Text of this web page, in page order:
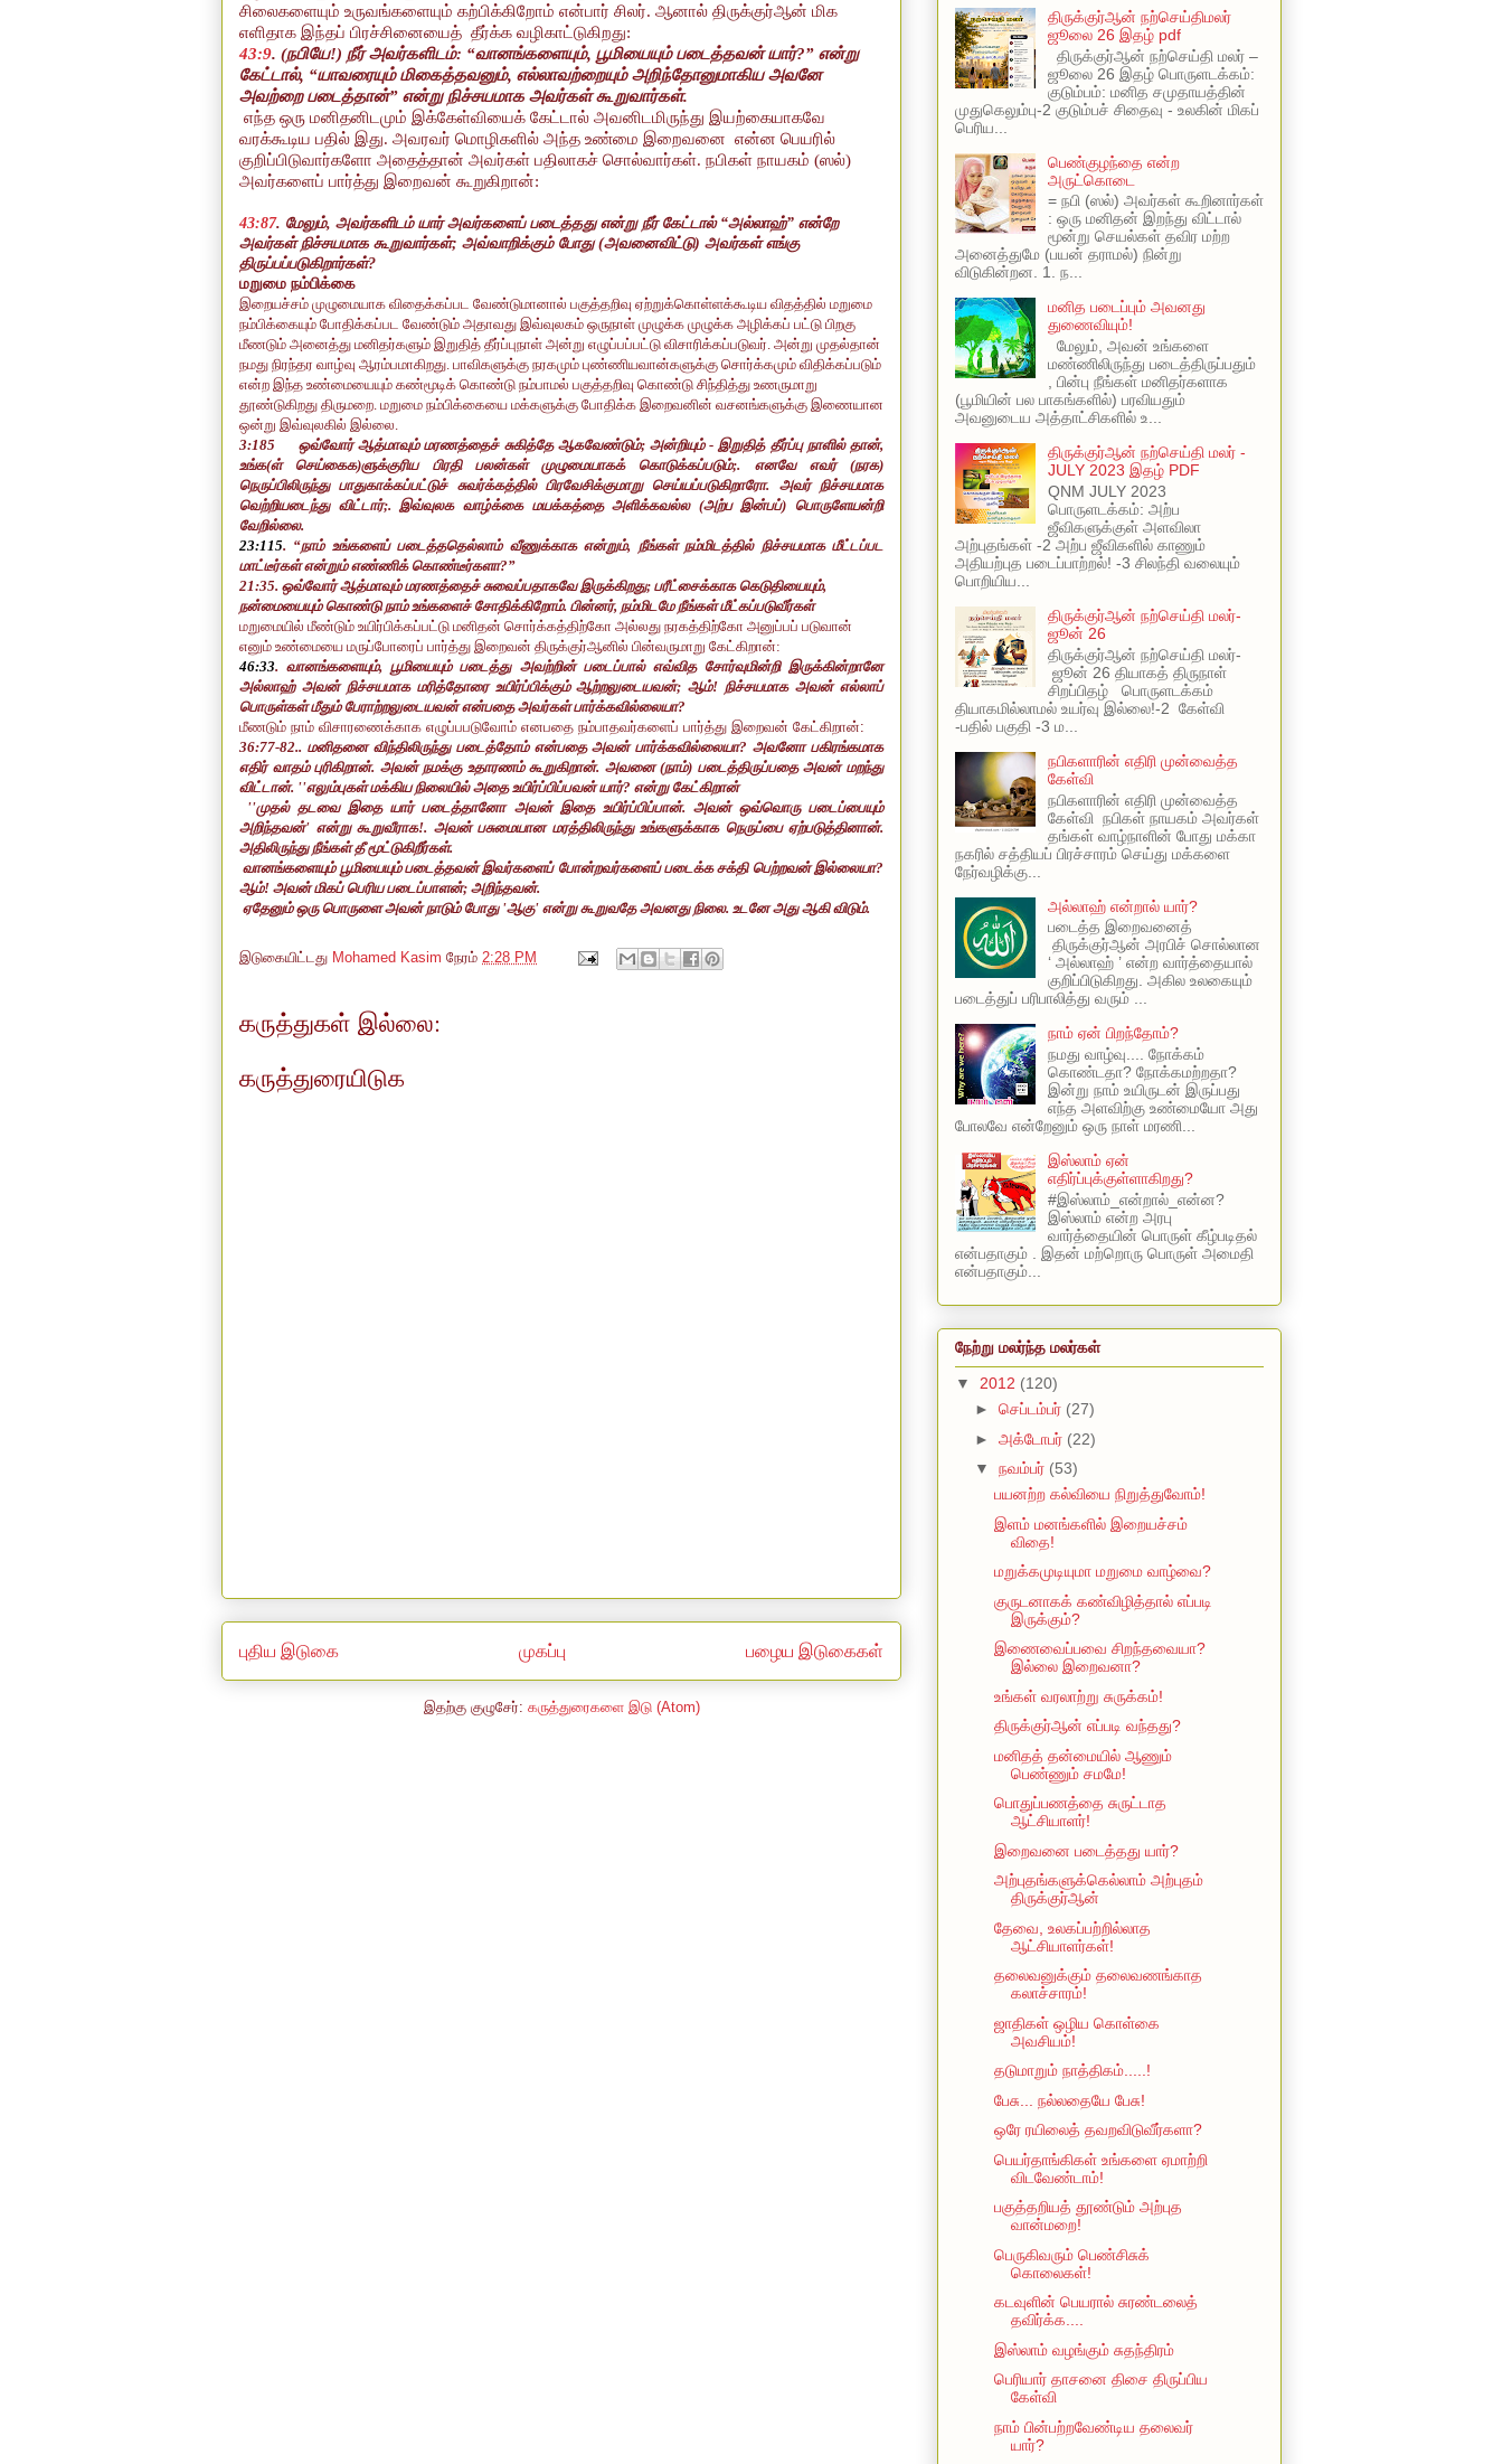
சிலைகளையும் உருவங்களையும் கற்பிக்கிறோம் என்பார் சிலர். ஆனால் திருக்குர்ஆன் மிக
எளிதாக இந்தப் பிரச்சினையைத் தீர்க்க வழிகாட்டுகிறது:
43:9. (நபியே!) நீர் அவர்களிடம்: “வானங்களையும், பூமியையும் படைத்தவன் யார்?” என்று
கேட்டால், “யாவரையும் மிகைத்தவனும், எல்லாவற்றையும் அறிந்தோனுமாகிய அவனே
அவற்றை படைத்தான்” என்று நிச்சயமாக அவர்கள் கூறுவார்கள்.
எந்த ஒரு மனிதனிடமும் இக்கேள்வியைக் கேட்டால் அவனிடமிருந்து இயற்கையாகவே
வரக்கூடிய பதில் இது. அவரவர் மொழிகளில் அந்த உண்மை இறைவனை என்ன பெயரில்
குறிப்பிடுவார்களோ அதைத்தான் அவர்கள் பதிலாகச் சொல்வார்கள். நபிகள் நாயகம் (ஸல்)
அவர்களைப் பார்த்து இறைவன் கூறுகிறான்:
43:87. மேலும், அவர்களிடம் யார் அவர்களைப் படைத்தது என்று நீர் கேட்டால் “அல்லாஹ்” என்றே
அவர்கள் நிச்சயமாக கூறுவார்கள்; அவ்வாறிக்கும் போது (அவனைவிட்டு) அவர்கள் எங்கு
திருப்பப்படுகிறார்கள்?
மறுமை நம்பிக்கை
இறையச்சம் முழுமையாக விதைக்கப்பட வேண்டுமானால் பகுத்தறிவு ஏற்றுக்கொள்ளக்கூடிய விதத்தில் மறுமை
நம்பிக்கையும் போதிக்கப்பட வேண்டும் அதாவது இவ்வுலகம் ஒருநாள் முழுக்க முழுக்க அழிக்கப் பட்டு பிறகு
மீணடும் அனைத்து மனிதர்களும் இறுதித் தீர்ப்புநாள் அன்று எழுப்பப்பட்டு விசாரிக்கப்படுவர். அன்று முதல்தான்
நமது நிரந்தர வாழ்வு ஆரம்பமாகிறது. பாவிகளுக்கு நரகமும் புண்ணியவான்களுக்கு சொர்க்கமும் விதிக்கப்படும்
என்ற இந்த உண்மையையும் கண்மூடிக் கொண்டு நம்பாமல் பகுத்தறிவு கொண்டு சிந்தித்து உணருமாறு
தூண்டுகிறது திருமறை. மறுமை நம்பிக்கையை மக்களுக்கு போதிக்க இறைவனின் வசனங்களுக்கு இணையான
ஒன்று இவ்வுலகில் இல்லை.
3:185 ஒவ்வோர் ஆத்மாவும் மரணத்தைச் சுகித்தே ஆகவேண்டும்;அன்றியும் - இறுதித் தீர்ப்பு நாளில் தான்,
உங்க(ள் செய்கைக)ளுக்குரிய பிரதி பலன்கள் முழுமையாகக் கொடுக்கப்படும்;. எனவே எவர் (நரக)
நெருப்பிலிருந்து பாதுகாக்கப்பட்டுச் சுவர்க்கத்தில் பிரவேசிக்குமாறு செய்யப்படுகிறாரோ. அவர் நிச்சயமாக
வெற்றியடைந்து விட்டார்;.இவ்வுலக வாழ்க்கை மயக்கத்தை அளிக்கவல்ல (அற்ப இன்பப்) பொருளேயன்றி
வேறில்லை.
23:115. “நாம் உங்களைப் படைத்ததெல்லாம் வீணுக்காக என்றும், நீங்கள் நம்மிடத்தில் நிச்சயமாக மீட்டப்பட
மாட்டீர்கள் என்றும் எண்ணிக் கொண்டீர்களா?”
21:35. ஒவ்வோர் ஆத்மாவும் மரணத்தைச் சுவைப்பதாகவே இருக்கிறது; பரீட்சைக்காக கெடுதியையும்,
நன்மையையும் கொண்டு நாம் உங்களைச் சோதிக்கிறோம். பின்னர், நம்மிடமே நீங்கள் மீட்கப்படுவீர்கள்
மறுமையில் மீண்டும் உயிர்பிக்கப்பட்டு மனிதன் சொர்க்கத்திற்கோ அல்லது நரகத்திற்கோ அனுப்பப் படுவான்
எனும் உண்மையை மருப்போரைப் பார்த்து இறைவன் திருக்குர்ஆனில் பின்வருமாறு கேட்கிறான்:
46:33. வானங்களையும்,பூமியையும் படைத்து அவற்றின் படைப்பால் எவ்வித சோர்வுமின்றி இருக்கின்றானே
அல்லாஹ் அவன் நிச்சயமாக மரித்தோரை உயிர்ப்பிக்கும் ஆற்றலுடையவன்;ஆம்! நிச்சயமாக அவன் எல்லாப்
பொருள்கள் மீதும் பேராற்றலுடையவன் என்பதை அவர்கள் பார்க்கவில்லையா?
மீணடும் நாம் விசாரணைக்காக எழுப்பபடுவோம் எனபதை நம்பாதவர்களைப் பார்த்து இறைவன் கேட்கிறான்:
36:77-82.. மனிதனை விந்திலிருந்து படைத்தோம் என்பதை அவன் பார்க்கவில்லையா?அவனோ பகிரங்கமாக
எதிர் வாதம் புரிகிறான். அவன் நமக்கு உதாரணம் கூறுகிறான். அவனை (நாம்) படைத்திருப்பதை அவன் மறந்து
விட்டான். ''எலும்புகள் மக்கிய நிலையில் அதை உயிர்ப்பிப்பவன் யார்? என்று கேட்கிறான்
''முதல் தடவை இதை யார் படைத்தானோ அவன் இதை உயிர்ப்பிப்பான். அவன் ஒவ்வொரு படைப்பையும்
அறிந்தவன்' என்று கூறுவீராக!. அவன் பசுமையான மரத்திலிருந்து உங்களுக்காக நெருப்பை ஏற்படுத்தினான்.
அதிலிருந்து நீங்கள் தீ மூட்டுகிறீர்கள்.
வானங்களையும் பூமியையும் படைத்தவன் இவர்களைப் போன்றவர்களைப் படைக்க சக்தி பெற்றவன் இல்லையா?
ஆம்! அவன் மிகப் பெரிய படைப்பாளன்; அறிந்தவன்.
ஏதேனும் ஒரு பொருளை அவன் நாடும் போது 'ஆகு' என்று கூறுவதே அவனது நிலை. உடனே அது ஆகி விடும்.
இடுகையிட்டது Mohamed Kasim நேரம் 2:28 PM
கருத்துகள் இல்லை:
கருத்துரையிடுக
புதிய இடுகை பழைய இடுகைகள்
முகப்பு
இதற்கு குழுசேர்: கருத்துரைகளை இடு (Atom)
திருக்குர்ஆன் நற்செய்திமலர்
ஜூலை 26 இதழ் pdf
திருக்குர்ஆன் நற்செய்தி மலர் –
ஜூலை 26 இதழ் பொருளடக்கம்:
குடும்பம்: மனித சமுதாயத்தின்
முதுகெலும்பு-2 குடும்பச் சிதைவு - உலகின் மிகப்
பெரிய...
பெண்குழந்தை என்ற
அருட்கொடை
= நபி (ஸல்) அவர்கள் கூறினார்கள்
: ஒரு மனிதன் இறந்து விட்டால்
மூன்று செயல்கள் தவிர மற்ற
அனைத்துமே (பயன் தராமல்) நின்று
விடுகின்றன. 1. ந...
மனித படைப்பும் அவனது
துணைவியும்!
மேலும், அவன் உங்களை
மண்ணிலிருந்து படைத்திருப்பதும்
, பின்பு நீங்கள் மனிதர்களாக
(பூமியின் பல பாகங்களில்) பரவியதும்
அவனுடைய அத்தாட்சிகளில் உ...
திருக்குர்ஆன் நற்செய்தி மலர் -
JULY 2023 இதழ் PDF
QNM JULY 2023
பொருளடக்கம்: அற்ப
ஜீவிகளுக்குள் அளவிலா
அற்புதங்கள் -2 அற்ப ஜீவிகளில் காணும்
அதியற்புத படைப்பாற்றல்! -3 சிலந்தி வலையும்
பொறியிய...
திருக்குர்ஆன் நற்செய்தி மலர்-
ஜூன் 26
திருக்குர்ஆன் நற்செய்தி மலர்-
ஜூன் 26 தியாகத் திருநாள்
சிறப்பிதழ் பொருளடக்கம்
தியாகமில்லாமல் உயர்வு இல்லை!-2 கேள்வி
-பதில் பகுதி -3 ம...
நபிகளாரின் எதிரி முன்வைத்த
கேள்வி
நபிகளாரின் எதிரி முன்வைத்த
கேள்வி நபிகள் நாயகம் அவர்கள்
தங்கள் வாழ்நாளின் போது மக்கா
நகரில் சத்தியப் பிரச்சாரம் செய்து மக்களை
நேர்வழிக்கு...
அல்லாஹ் என்றால் யார்?
படைத்த இறைவனைத்
திருக்குர்ஆன் அரபிச் சொல்லான
‘ அல்லாஹ் ’ என்ற வார்த்தையால்
குறிப்பிடுகிறது. அகில உலகையும்
படைத்துப் பரிபாலித்து வரும் ...
நாம் ஏன் பிறந்தோம்?
நமது வாழ்வு.... நோக்கம்
கொண்டதா? நோக்கமற்றதா?
இன்று நாம் உயிருடன் இருப்பது
எந்த அளவிற்கு உண்மையோ அது
போலவே என்றேனும் ஒரு நாள் மரணி...
இஸ்லாம் ஏன்
எதிர்ப்புக்குள்ளாகிறது?
#இஸ்லாம்_என்றால்_என்ன?
இஸ்லாம் என்ற அரபு
வார்த்தையின் பொருள் கீழ்படிதல்
என்பதாகும் . இதன் மற்றொரு பொருள் அமைதி
என்பதாகும்...
நேற்று மலர்ந்த மலர்கள்
▼ 2012 (120)
► செப்டம்பர் (27)
► அக்டோபர் (22)
▼ நவம்பர் (53)
பயனற்ற கல்வியை நிறுத்துவோம்!
இளம் மனங்களில் இறையச்சம்
விதை!
மறுக்கமுடியுமா மறுமை வாழ்வை?
குருடனாகக் கண்விழித்தால் எப்படி
இருக்கும்?
இணைவைப்பவை சிறந்தவையா?
இல்லை இறைவனா?
உங்கள் வரலாற்று சுருக்கம்!
திருக்குர்ஆன் எப்படி வந்தது?
மனிதத் தன்மையில் ஆணும்
பெண்ணும் சமமே!
பொதுப்பணத்தை சுருட்டாத
ஆட்சியாளர்!
இறைவனை படைத்தது யார்?
அற்புதங்களுக்கெல்லாம் அற்புதம்
திருக்குர்ஆன்
தேவை, உலகப்பற்றில்லாத
ஆட்சியாளர்கள்!
தலைவனுக்கும் தலைவணங்காத
கலாச்சாரம்!
ஜாதிகள் ஒழிய கொள்கை
அவசியம்!
தடுமாறும் நாத்திகம்.....!
பேசு... நல்லதையே பேசு!
ஒரே ரயிலைத் தவறவிடுவீர்களா?
பெயர்தாங்கிகள் உங்களை ஏமாற்றி
விடவேண்டாம்!
பகுத்தறியத் தூண்டும் அற்புத
வான்மறை!
பெருகிவரும் பெண்சிசுக்
கொலைகள்!
கடவுளின் பெயரால் சுரண்டலைத்
தவிர்க்க....
இஸ்லாம் வழங்கும் சுதந்திரம்
பெரியார் தாசனை திசை திருப்பிய
கேள்வி
நாம் பின்பற்றவேண்டிய தலைவர்
யார்?